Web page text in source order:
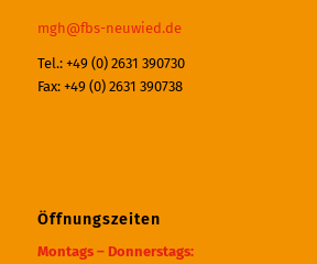
mgh@fbs-neuwied.de
Tel.: +49 (0) 2631 390730
Fax: +49 (0) 2631 390738
Öffnungszeiten
Montags – Donnerstags: